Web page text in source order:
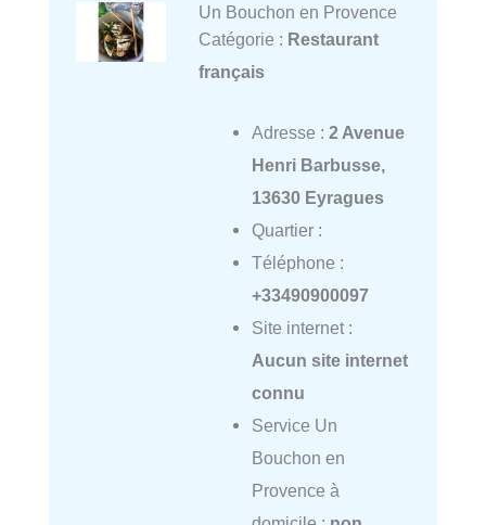
Un Bouchon en Provence
Catégorie : Restaurant
français
Adresse : 2 Avenue
Henri Barbusse,
13630 Eyragues
Quartier :
Téléphone :
+33490900097
Site internet :
Aucun site internet
connu
Service Un
Bouchon en
Provence à